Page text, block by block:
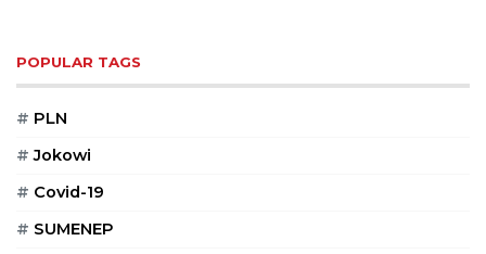
POPULAR TAGS
# PLN
# Jokowi
# Covid-19
# SUMENEP